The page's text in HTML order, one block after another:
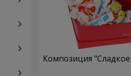
Композиция